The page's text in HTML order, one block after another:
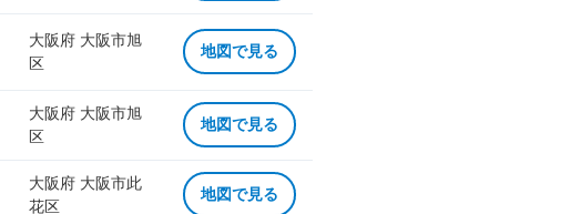
大阪府 大阪市旭
区
地図で見る
大阪府 大阪市旭
区
地図で見る
大阪府 大阪市此
花区
地図で見る